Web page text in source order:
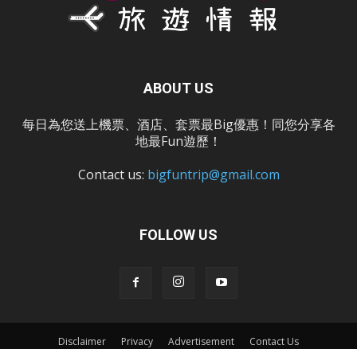
ABOUT US
每日為您送上機票、酒店、套票最Big優惠！同您分享各
地最Fun遊歷！
Contact us: bigfuntrip@gmail.com
FOLLOW US
Disclaimer Privacy Advertisement Contact Us